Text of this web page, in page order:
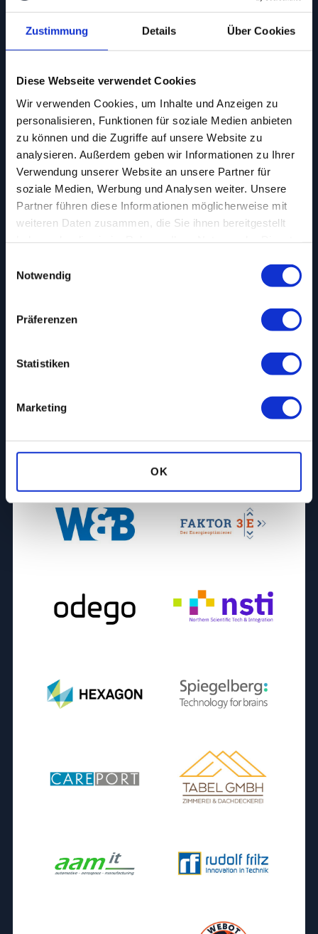
Zustimmung Details Über Cookies
Diese Webseite verwendet Cookies
Wir verwenden Cookies, um Inhalte und Anzeigen zu
personalisieren, Funktionen für soziale Medien anbieten
zu können und die Zugriffe auf unsere Website zu
analysieren. Außerdem geben wir Informationen zu Ihrer
Verwendung unserer Website an unsere Partner für
soziale Medien, Werbung und Analysen weiter. Unsere
Partner führen diese Informationen möglicherweise mit
weiteren Daten zusammen, die Sie ihnen bereitgestellt
Notwendig
Präferenzen
Statistiken
Marketing
OK